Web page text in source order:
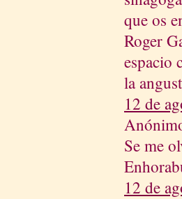
que os
Roger
espacio
la
12 de
Se me
12 de